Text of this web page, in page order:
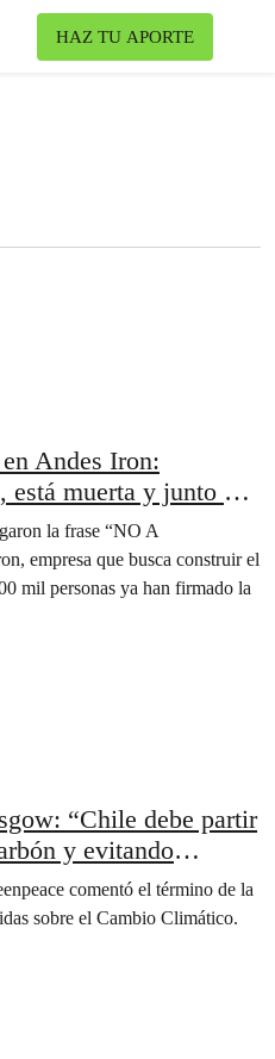
HAZ TU APORTE
Andes Iron:
está muerta y junto a
la lápida a este
la frase “NO A
empresa que busca construir el
mil personas ya han firmado la
“Chile debe partir
y evitando
comentó el término de la
sobre el Cambio Climático.